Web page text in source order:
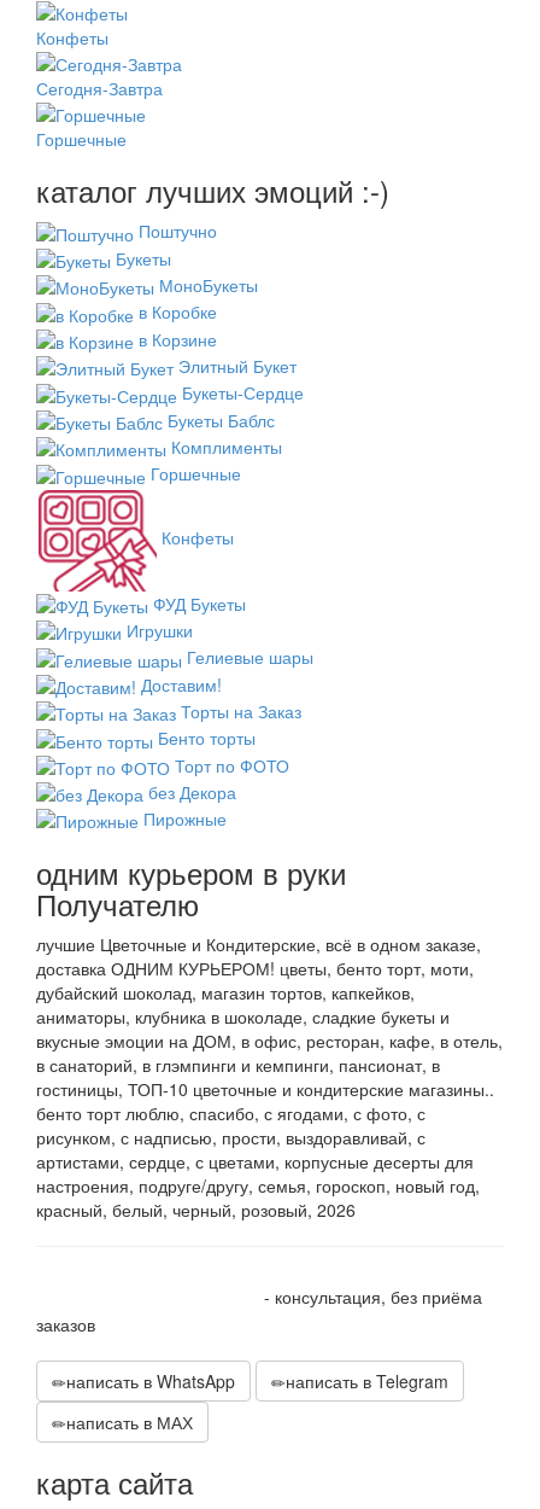
Конфеты
Сегодня-Завтра
Горшечные
каталог лучших эмоций :-)
Поштучно
Букеты
МоноБукеты
в Коробке
в Корзине
Элитный Букет
Букеты-Сердце
Букеты Баблс
Комплименты
Горшечные
Конфеты
ФУД Букеты
Игрушки
Гелиевые шары
Доставим!
Торты на Заказ
Бенто торты
Торт по ФОТО
без Декора
Пирожные
одним курьером в руки
Получателю
лучшие Цветочные и Кондитерские, всё в одном заказе,
доставка ОДНИМ КУРЬЕРОМ! цветы, бенто торт, моти,
дубайский шоколад, магазин тортов, капкейков,
аниматоры, клубника в шоколаде, сладкие букеты и
вкусные эмоции на ДОМ, в офис, ресторан, кафе, в отель,
в санаторий, в глэмпинги и кемпинги, пансионат, в
гостиницы, ТОП-10 цветочные и кондитерские магазины..
бенто торт люблю, спасибо, с ягодами, с фото, с
рисунком, с надписью, прости, выздоравливай, с
артистами, сердце, с цветами, корпусные десерты для
настроения, подруге/другу, семья, гороскоп, новый год,
красный, белый, черный, розовый, 2026
- консультация, без приёма
заказов
написать в WhatsApp
написать в Telegram
написать в МАХ
карта сайта